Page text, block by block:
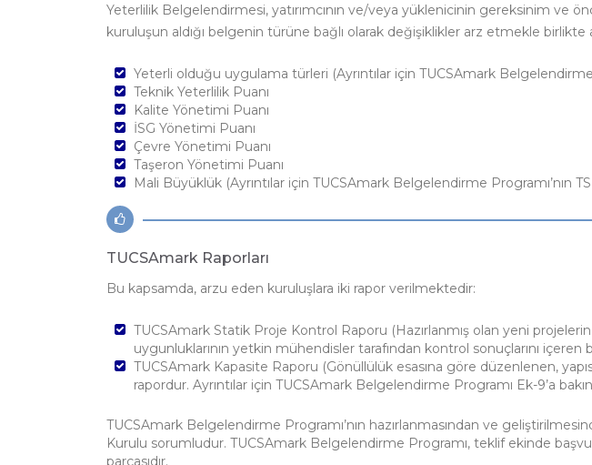
Yeterlilik Belgelendirmesi, yatırımcının ve/veya yüklenicinin gereksinim ve
kuruluşun aldığı belgenin türüne bağlı olarak değişiklikler arz etmekle birlikte
Yeterli olduğu uygulama türleri (Ayrıntılar için TUCSAmark
Teknik Yeterlilik Puanı
Kalite Yönetimi Puanı
İSG Yönetimi Puanı
Çevre Yönetimi Puanı
Taşeron Yönetimi Puanı
Mali Büyüklük (Ayrıntılar için TUCSAmark Belgelendirme Programı’nın
TUCSAmark Raporları
Bu kapsamda, arzu eden kuruluşlara iki rapor verilmektedir:
TUCSAmark Statik Proje Kontrol Raporu (Hazırlanmış olan yeni
uygunluklarının yetkin mühendisler tarafından kontrol sonuçlarını içeren
TUCSAmark Kapasite Raporu (Gönüllülük esasına göre düzenlenen,
rapordur. Ayrıntılar için TUCSAmark Belgelendirme Programı Ek-9’a
TUCSAmark Belgelendirme Programı’nın hazırlanmasından ve
Kurulu sorumludur. TUCSAmark Belgelendirme Programı, teklif ekinde
parçasıdır.